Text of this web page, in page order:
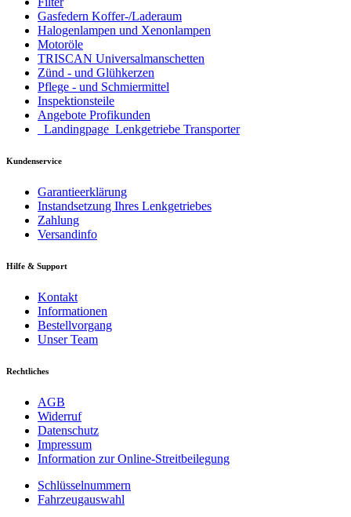
Gasfedern Koffer-/Laderaum
Halogenlampen und Xenonlampen
Motoröle
TRISCAN Universalmanschetten
Zünd - und Glühkerzen
Pflege - und Schmiermittel
Inspektionsteile
Angebote Profikunden
_Landingpage_Lenkgetriebe Transporter
Kundenservice
Garantieerklärung
Instandsetzung Ihres Lenkgetriebes
Zahlung
Versandinfo
Hilfe & Support
Kontakt
Informationen
Bestellvorgang
Unser Team
Rechtliches
AGB
Widerruf
Datenschutz
Impressum
Information zur Online-Streitbeilegung
Schlüsselnummern
Fahrzeugauswahl